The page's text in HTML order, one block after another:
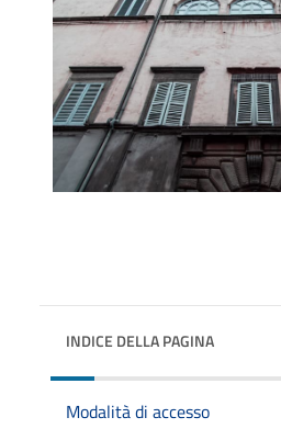
INDICE DELLA PAGINA
Modalità di accesso